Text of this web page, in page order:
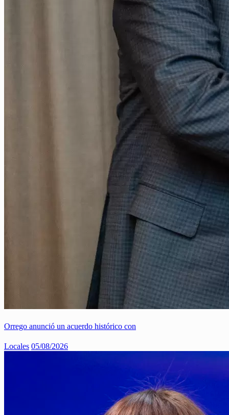
Orrego anunció un acuerdo histórico con
Locales 05/08/2026